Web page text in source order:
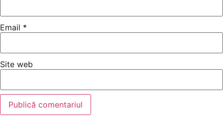
Email *
Site web